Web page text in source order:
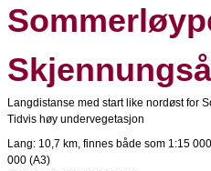
Langdistanse med start like nordøst for
Tidvis høy undervegetasjon
Lang: 10,7 km, finnes både som 1:15
000 (A3)